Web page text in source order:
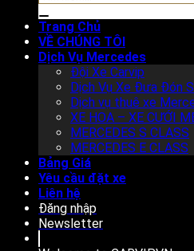
Trang Chủ
VỀ CHÚNG TÔI
Dịch Vụ Mercedes
Đội Xe Carvip
Dịch Vụ Xe Đưa Đón
Dịch vụ thuê xe
XE HOA – XE CƯỚI
MERCEDES S CLASS
MERCEDES E CLASS
Bảng Giá
Yêu cầu đặt xe
Liên hệ
Đăng nhập
Newsletter